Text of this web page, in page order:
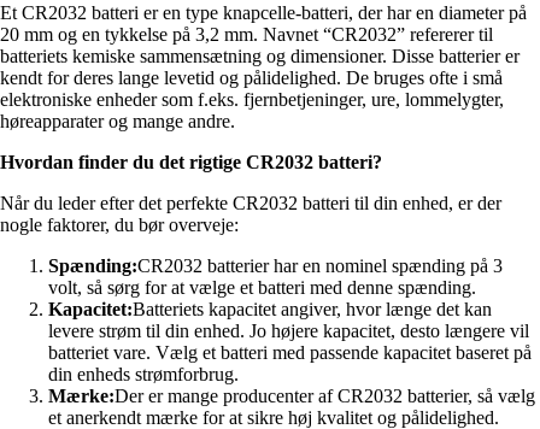
Et CR2032 batteri er en type knapcelle-batteri, der har en diameter på
20 mm og en tykkelse på 3,2 mm. Navnet “CR2032” refererer til
batteriets kemiske sammensætning og dimensioner. Disse batterier er
kendt for deres lange levetid og pålidelighed. De bruges ofte i små
elektroniske enheder som f.eks. fjernbetjeninger, ure, lommelygter,
høreapparater og mange andre.
Hvordan finder du det rigtige CR2032 batteri?
Når du leder efter det perfekte CR2032 batteri til din enhed, er der
nogle faktorer, du bør overveje:
Spænding:CR2032 batterier har en nominel spænding på 3
volt, så sørg for at vælge et batteri med denne spænding.
Kapacitet:Batteriets kapacitet angiver, hvor længe det kan
levere strøm til din enhed. Jo højere kapacitet, desto længere vil
batteriet vare. Vælg et batteri med passende kapacitet baseret på
din enheds strømforbrug.
Mærke:Der er mange producenter af CR2032 batterier, så vælg
et anerkendt mærke for at sikre høj kvalitet og pålidelighed.